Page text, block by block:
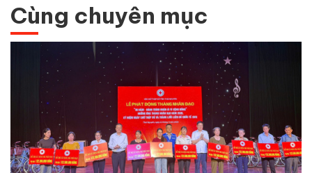
Cùng chuyên mục